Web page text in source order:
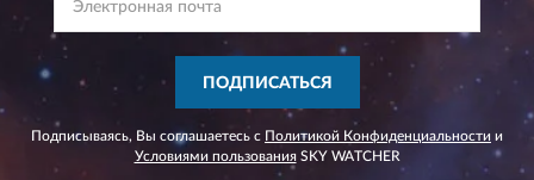
ПОДПИСАТЬСЯ
Подписываясь, Вы соглашаетесь с Политикой Конфиденциальности и
Условиями пользованияSKY WATCHER